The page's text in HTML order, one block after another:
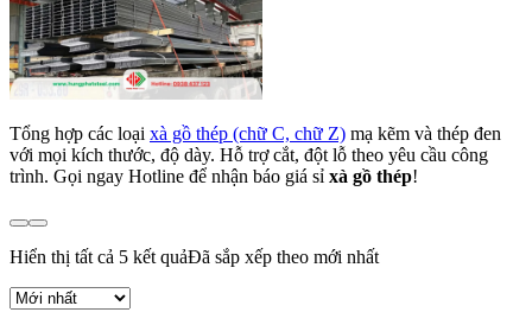
Tổng hợp các loại xà gồ thép (chữ C, chữ Z) mạ kẽm và thép đen
với mọi kích thước, độ dày. Hỗ trợ cắt, đột lỗ theo yêu cầu công
trình. Gọi ngay Hotline để nhận báo giá sỉ xà gồ thép!
Hiển thị tất cả 5 kết quảĐã sắp xếp theo mới nhất